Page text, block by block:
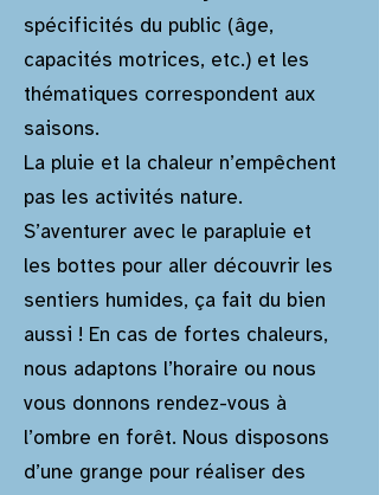
spécificités du public (âge,
capacités motrices, etc.) et les
thématiques correspondent aux
saisons.
La pluie et la chaleur n’empêchent
pas les activités nature.
S’aventurer avec le parapluie et
les bottes pour aller découvrir les
sentiers humides, ça fait du bien
aussi ! En cas de fortes chaleurs,
nous adaptons l’horaire ou nous
vous donnons rendez-vous à
l’ombre en forêt. Nous disposons
d’une grange pour réaliser des